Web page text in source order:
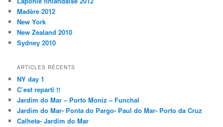
Madère 2012
New York
New Zealand 2010
Sydney 2010
ARTICLES RÉCENTS
NY day 1
C’est reparti !!
Jardim do Mar – Porto Moniz – Funchal
Jardim do Mar- Ponta do Pargo- Paul do Mar- Porto da Cruz
Calheta- Jardim do Mar